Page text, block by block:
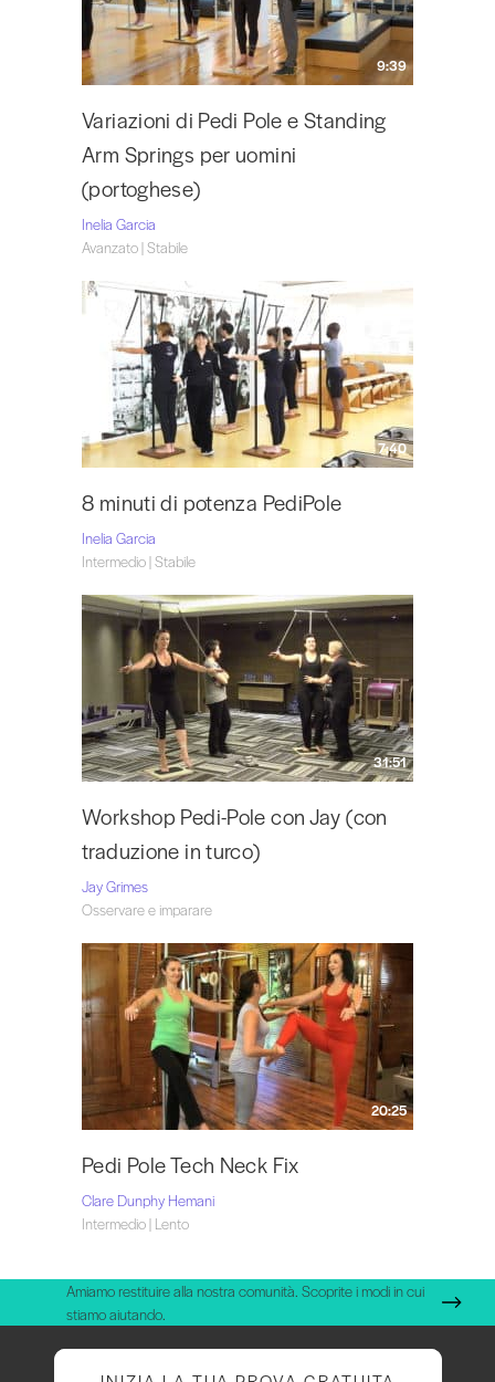
9:39
Variazioni di Pedi Pole e Standing
Arm Springs per uomini
(portoghese)
Inelia Garcia
Avanzato | Stabile
7:40
8 minuti di potenza PediPole
Inelia Garcia
Intermedio | Stabile
31:51
Workshop Pedi-Pole con Jay (con
traduzione in turco)
Jay Grimes
Osservare e imparare
20:25
Pedi Pole Tech Neck Fix
Clare Dunphy Hemani
Intermedio | Lento
Amiamo restituire alla nostra comunità. Scoprite i modi in cui
stiamo aiutando.